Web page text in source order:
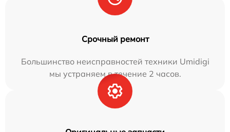
Срочный ремонт
Большинство неисправностей техники Umidigi
мы устраняем в течение 2 часов.